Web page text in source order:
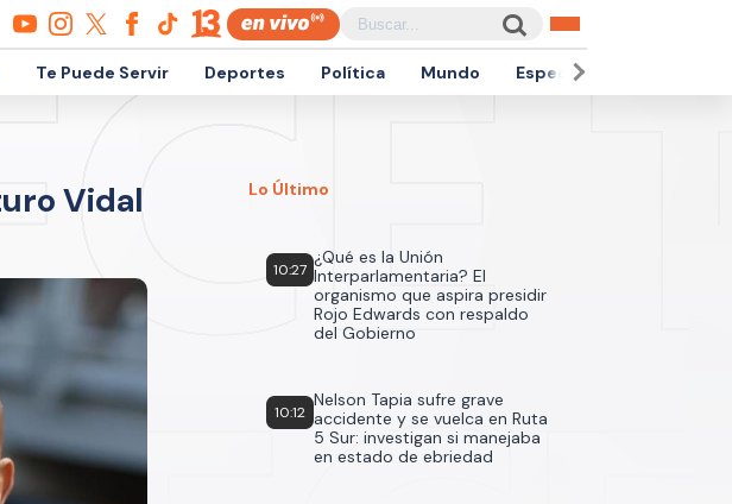
Te Puede Servir Deportes Política Mundo Espectáculos
Vidal
Lo Último
10:27
¿Qué es la Unión
Interparlamentaria? El
organismo que aspira presidir
Rojo Edwards con respaldo
del Gobierno
10:12
Nelson Tapia sufre grave
accidente y se vuelca en Ruta
5 Sur: investigan si manejaba
en estado de ebriedad